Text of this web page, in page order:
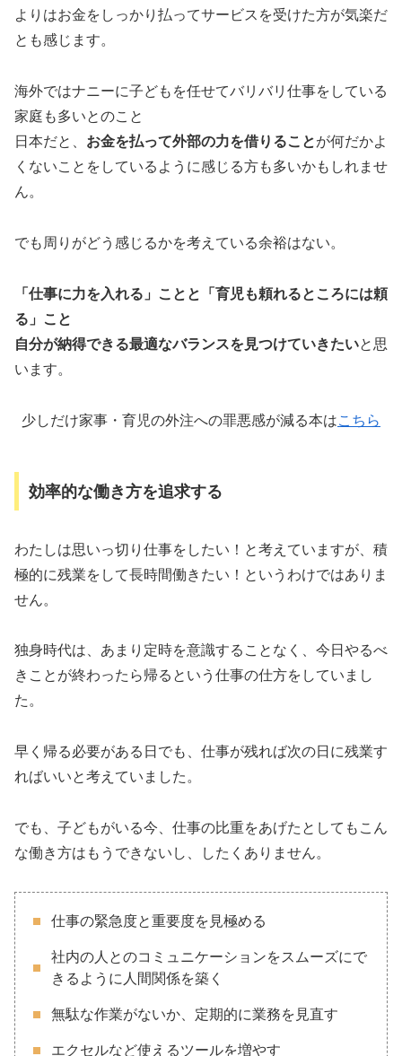
よりはお金をしっかり払ってサービスを受けた方が気楽だ
とも感じます。
海外ではナニーに子どもを任せてバリバリ仕事をしている
家庭も多いとのこと
日本だと、 お金を払って外部の力を借りることが何だかよ
くないことをしているように感じる方も多いかもしれませ
ん。
でも周りがどう感じるかを考えている余裕はない。
「仕事に力を入れる」ことと「育児も頼れるところには頼
る」こと
自分が納得できる最適なバランスを見つけていきたいと思
います。
少しだけ家事・育児の外注への罪悪感が減る本はこちら
効率的な働き方を追求する
わたしは思いっ切り仕事をしたい！と考えていますが、積
極的に残業をして長時間働きたい！というわけではありま
せん。
独身時代は、あまり定時を意識することなく、今日やるべ
きことが終わったら帰るという仕事の仕方をしていまし
た。
早く帰る必要がある日でも、仕事が残れば次の日に残業す
ればいいと考えていました。
でも、子どもがいる今、仕事の比重をあげたとしてもこん
な働き方はもうできないし、したくありません。
仕事の緊急度と重要度を見極める
社内の人とのコミュニケーションをスムーズにで
きるように人間関係を築く
無駄な作業がないか、定期的に業務を見直す
エクセルなど使えるツールを増やす